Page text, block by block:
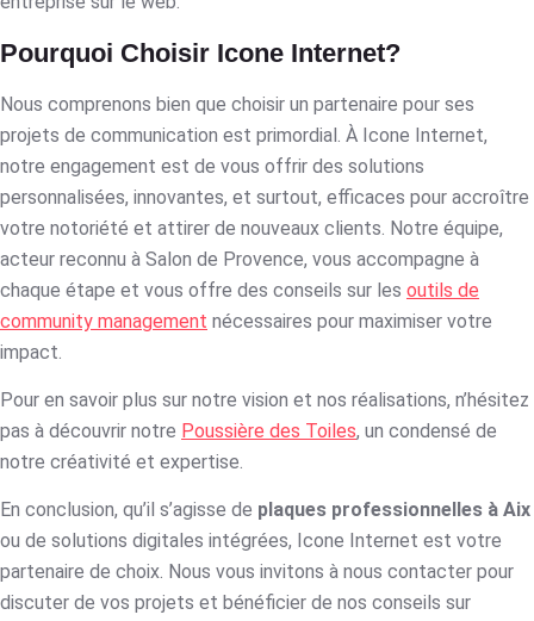
Pourquoi Choisir Icone Internet?
Nous comprenons bien que choisir un partenaire pour ses
projets de communication est primordial. À Icone Internet,
notre engagement est de vous offrir des solutions
personnalisées, innovantes, et surtout, efficaces pour accroître
votre notoriété et attirer de nouveaux clients. Notre équipe,
acteur reconnu à Salon de Provence, vous accompagne à
chaque étape et vous offre des conseils sur les outils de
community management nécessaires pour maximiser votre
impact.
Pour en savoir plus sur notre vision et nos réalisations, n’hésitez
pas à découvrir notre Poussière des Toiles, un condensé de
notre créativité et expertise.
En conclusion, qu’il s’agisse de plaques professionnelles à Aix
ou de solutions digitales intégrées, Icone Internet est votre
partenaire de choix. Nous vous invitons à nous contacter pour
discuter de vos projets et bénéficier de nos conseils sur